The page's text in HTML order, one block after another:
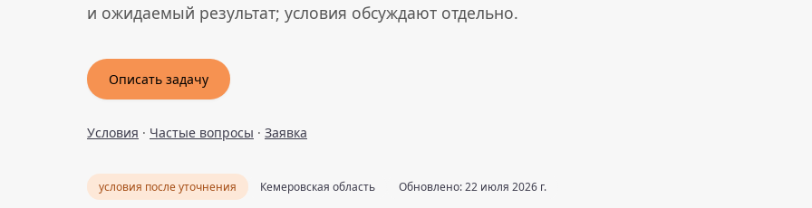
и ожидаемый результат; условия обсуждают отдельно.
Описать задачу
Условия · Частые вопросы · Заявка
условия после уточнения Кемеровская область Обновлено: 22 июля 2026 г.